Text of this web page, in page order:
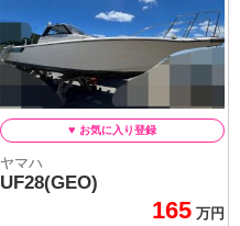
ヤマハ
UF28(GEO)
165 万円